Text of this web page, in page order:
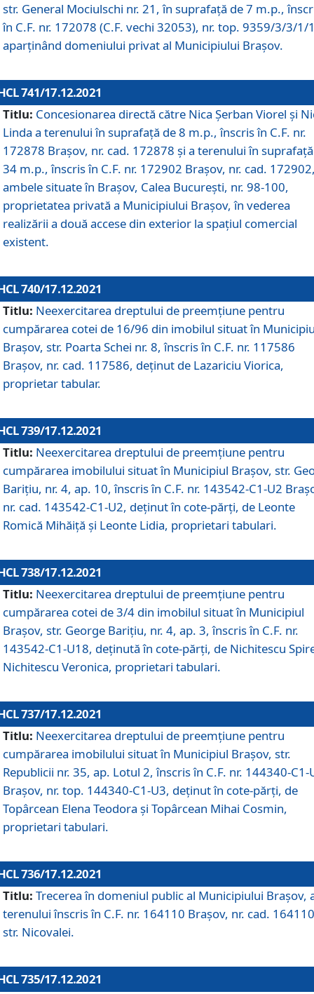
str. General Mociulschi nr. 21, în suprafață de 7 m.p.,
în C.F. nr. 172078 (C.F. vechi 32053), nr. top. 9359/3/3/1/
aparținând domeniului privat al Municipiului Brașov.
741/17.12.2021
Titlu: Concesionarea directă către Nica Șerban Viorel și
Linda a terenului în suprafață de 8 m.p., înscris în C.F. nr.
172878 Brașov, nr. cad. 172878 și a terenului în
34 m.p., înscris în C.F. nr. 172902 Brașov, nr. cad.
ambele situate în Brașov, Calea București, nr. 98-100,
proprietatea privată a Municipiului Brașov, în vederea
realizării a două accese din exterior la spațiul comercial
existent.
740/17.12.2021
Titlu: Neexercitarea dreptului de preemţiune pentru
cumpărarea cotei de 16/96 din imobilul situat în
Braşov, str. Poarta Schei nr. 8, înscris în C.F. nr. 117586
Brașov, nr. cad. 117586, deținut de Lazariciu Viorica,
proprietar tabular.
739/17.12.2021
Titlu: Neexercitarea dreptului de preemţiune pentru
cumpărarea imobilului situat în Municipiul Braşov, str.
Barițiu, nr. 4, ap. 10, înscris în C.F. nr. 143542-C1-U2
nr. cad. 143542-C1-U2, deținut în cote-părți, de Leonte
Romică Mihăiță și Leonte Lidia, proprietari tabulari.
738/17.12.2021
Titlu: Neexercitarea dreptului de preemţiune pentru
cumpărarea cotei de 3/4 din imobilul situat în Municipiul
Braşov, str. George Barițiu, nr. 4, ap. 3, înscris în C.F. nr.
143542-C1-U18, deținută în cote-părți, de Nichitescu
Nichitescu Veronica, proprietari tabulari.
737/17.12.2021
Titlu: Neexercitarea dreptului de preemţiune pentru
cumpărarea imobilului situat în Municipiul Braşov, str.
Republicii nr. 35, ap. Lotul 2, înscris în C.F. nr. 144340-C1-
Brașov, nr. top. 144340-C1-U3, deținut în cote-părți, de
Topârcean Elena Teodora și Topârcean Mihai Cosmin,
proprietari tabulari.
736/17.12.2021
Titlu: Trecerea în domeniul public al Municipiului Braşov,
terenului înscris în C.F. nr. 164110 Brașov, nr. cad.
str. Nicovalei.
735/17.12.2021